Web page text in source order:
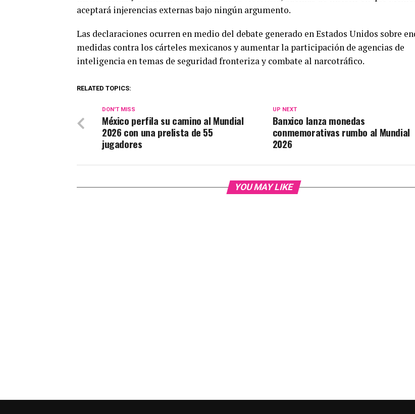
aceptará injerencias externas bajo ningún argumento.
Las declaraciones ocurren en medio del debate generado en Estados Unidos sobre
medidas contra los cárteles mexicanos y aumentar la participación de agencias de
inteligencia en temas de seguridad fronteriza y combate al narcotráfico.
RELATED TOPICS:
UP NEXT
Banxico lanza monedas
conmemorativas rumbo al Mundial
2026
DON'T MISS
México perfila su camino al Mundial
2026 con una prelista de 55
jugadores
YOU MAY LIKE